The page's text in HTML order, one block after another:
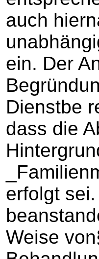
auch
ein. Der
Dienstbe
dass die
erfolgt
Weise